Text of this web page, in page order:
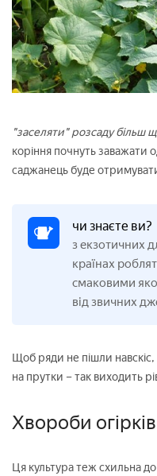
"заселяти" розсаду більш
коріння почнуть заважати
саджанець буде
чи знаєте ви?
з екзотичних
країнах
смаковими
від звичних
Щоб ряди не пішли
на прутки – так виходить
Хвороби огірків
Ця культура теж схильна